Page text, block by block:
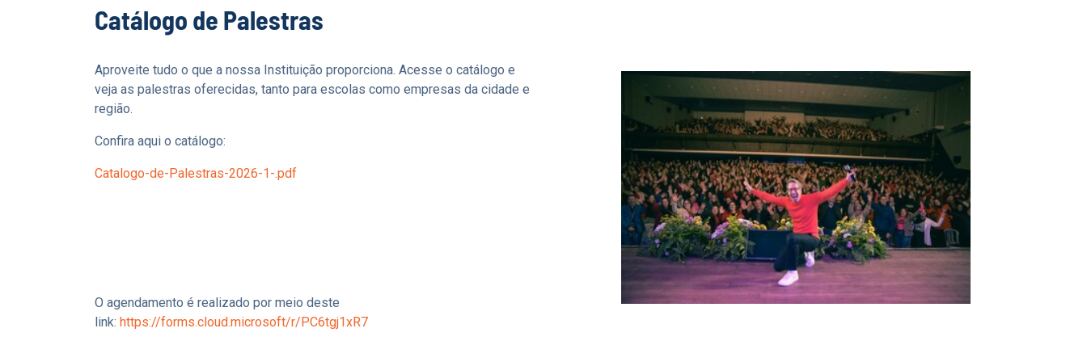
Catálogo de Palestras
Aproveite tudo o que a nossa Instituição proporciona. Acesse o catálogo e
veja as palestras oferecidas, tanto para escolas como empresas da cidade e
região.
Confira aqui o catálogo:
Catalogo-de-Palestras-2026-1-.pdf
O agendamento é realizado por meio deste
link: https://forms.cloud.microsoft/r/PC6tgj1xR7